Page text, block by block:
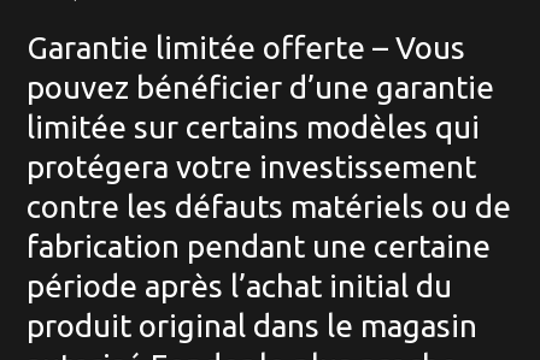
Garantie limitée offerte – Vous
pouvez bénéficier d’une garantie
limitée sur certains modèles qui
protégera votre investissement
contre les défauts matériels ou de
fabrication pendant une certaine
période après l’achat initial du
produit original dans le magasin